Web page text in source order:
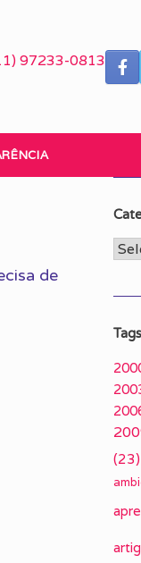
97233-0813
de
Tags
(23)